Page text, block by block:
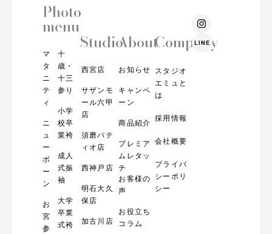
Photo
menu
マ
タ
ニ
テ
ィ
ニ
ュ
ー
ボ
ー
ン
お
宮
参
十
歳・
十三
参り
小学
校卒
業袴
成人
式振
袖
大学
卒業
式袴
Studio
西宮店
サザンモ
ール六甲
店
須磨パテ
ィオ店
西神戸店
明石大久
保店
加古川店
About
お知らせ
キャンペ
ーン
商品紹介
プレミア
ムレタッ
チ
お客様の
声
お役立ち
コラム
Company
スタジオ
エミュと
は
採用情報
会社概要
プライバ
シーポリ
シー
I
n
s
t
LINE